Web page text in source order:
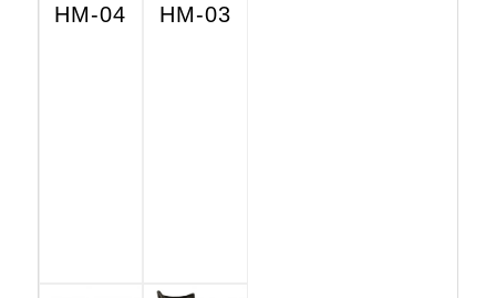
HM-04 HM-03